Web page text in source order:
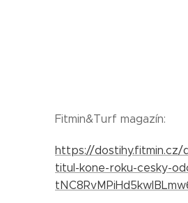
Fitmin&Turf magazín:
https://dostihy.fitmin.cz/
titul-kone-roku-cesky-